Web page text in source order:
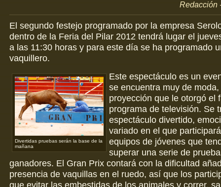
Redacción
El segundo festejo programado por la empresa
dentro de la Feria del Pilar 2012 tendrá lugar el
a las 11:30 horas y para este día se ha programado
vaquillero.
Divertidas pruebas serán la base de la
mañana
Este espectáculo es un
se encuentra muy de
proyección que le otorgó el
programa de televisión. Se
espectáculo divertido,
variado en el que
equipos de jóvenes que
superar una serie de
ganadores. El Gran Prix contará con la dificultad
presencia de vaquillas en el ruedo, así que los
que evitar las embestidas de los animales y correr,